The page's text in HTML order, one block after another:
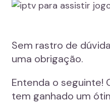
Sem rastro de
uma obrigação.
Entenda o seguinte!
tem ganhado um